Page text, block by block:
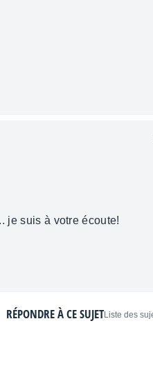
je suis à votre écoute!
RÉPONDRE À CE SUJET